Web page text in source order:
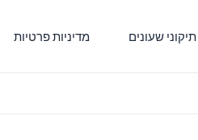
תיקוני שעונים מדיניות פרטיות